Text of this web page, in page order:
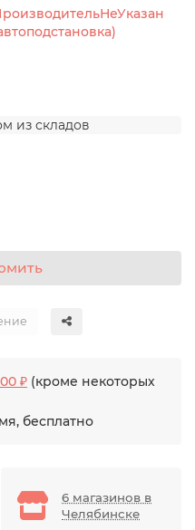
из складов
₽ (кроме некоторых
бесплатно
6 магазинов в
Челябинске